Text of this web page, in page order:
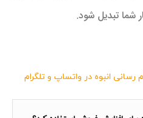
تبدیل شود.
انبوه در واتساپ و تلگرام